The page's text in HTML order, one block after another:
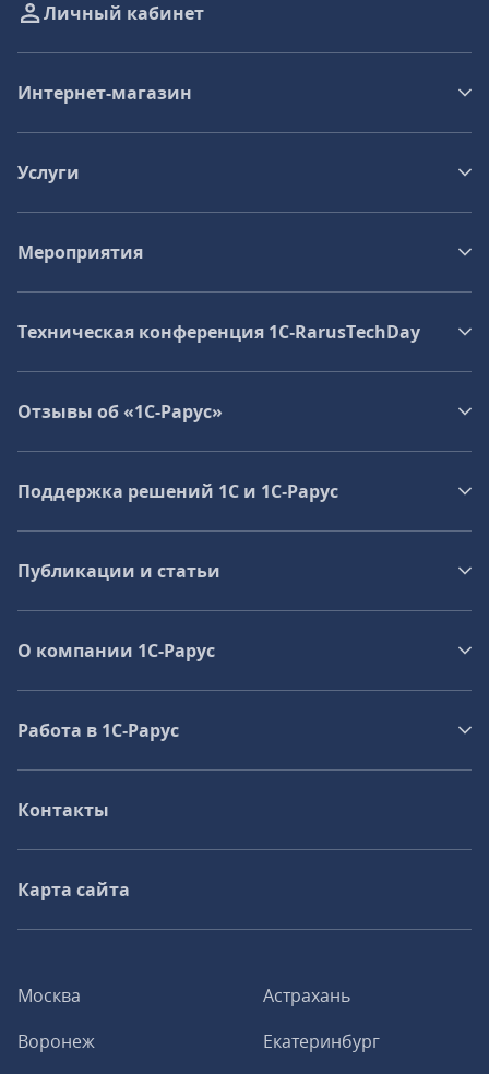
Москва
Астрахань
Воронеж
Екатеринбург
Личный кабинет
Интернет-магазин
Услуги
Мероприятия
Техническая конференция 1C‑RarusTechDay
Отзывы об «1С-Рарус»
Поддержка решений 1С и 1С‑Рарус
Публикации и статьи
О компании 1C-Рарус
Работа в 1С‑Рарус
Контакты
Карта сайта